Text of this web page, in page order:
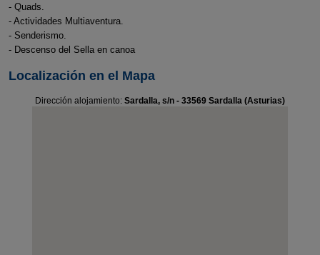
- Quads.
- Actividades Multiaventura.
- Senderismo.
- Descenso del Sella en canoa
Localización en el Mapa
Dirección alojamiento: Sardalla, s/n - 33569 Sardalla (Asturias)